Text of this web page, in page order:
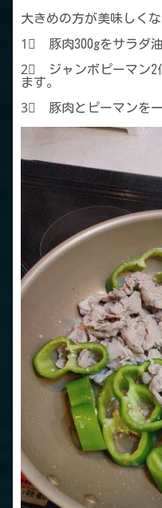
大きめの方が美味しくな
1⃣ 豚肉300gをサラダ油
2⃣ ジャンボピーマン2
ます。
3⃣ 豚肉とピーマンを一